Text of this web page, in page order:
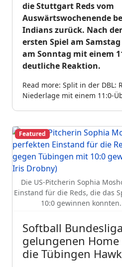
die Stuttgart Reds vom
Auswärtswochenende
Indians zurück. Nach
ersten Spiel am
am Sonntag mit einem
deutliche Reaktion.
Read more: Split in der DBL:
Niederlage mit einem 11:0-
Die US-Pitcherin Sophia
Einstand für die Reds, die das
10:0 gewinnen
Featured
Softball
gelungenen
die Tübingen